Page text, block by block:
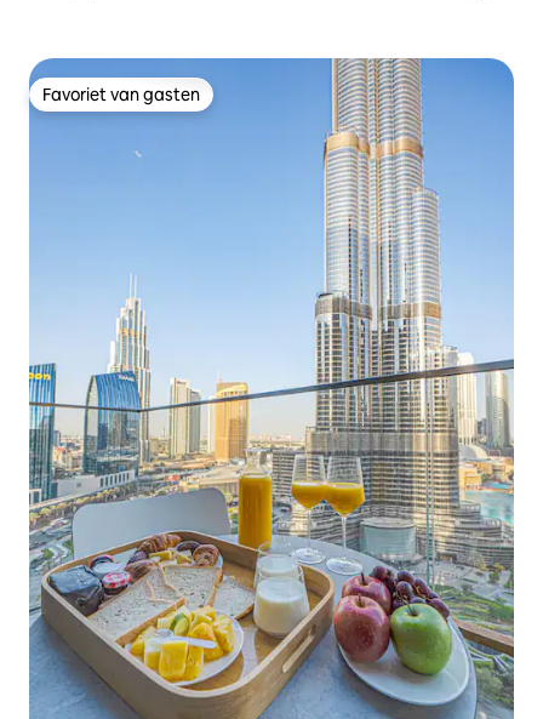
Favoriet van gasten
Favoriet van gasten